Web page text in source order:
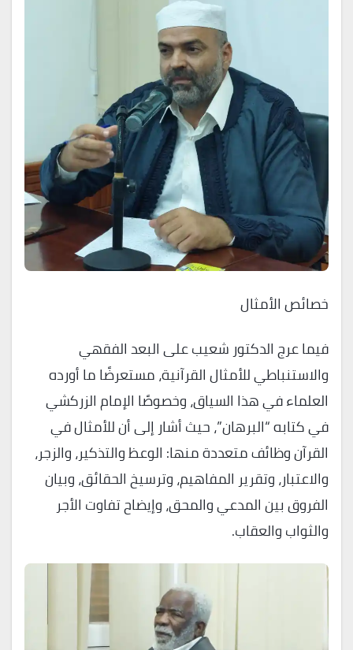
خصائص الأمثال
فيما عرج الدكتور شعيب على البعد الفقهي
والاستنباطي للأمثال القرآنية، مستعرضًا ما أورده
العلماء في هذا السياق، وخصوصًا الإمام الزركشي
في كتابه “البرهان”، حيث أشار إلى أن للأمثال في
القرآن وظائف متعددة منها: الوعظ والتذكير، والزجر،
والاعتبار، وتقرير المفاهيم، وترسيخ الحقائق، وبيان
الفروق بين المدعي والمحق، وإيضاح تفاوت الأجر
والثواب والعقاب.